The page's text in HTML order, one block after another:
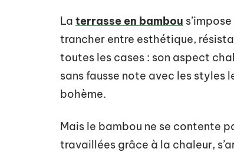
La terrasse en bambou
trancher entre esthétique,
toutes les cases : son aspect
sans fausse note avec les styles
bohème.
Mais le bambou ne se contente
travaillées grâce à la chaleur,